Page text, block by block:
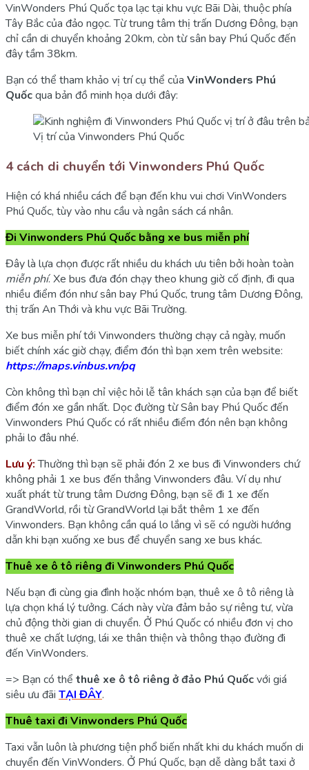
VinWonders Phú Quốc tọa lạc tại khu vực Bãi Dài, thuộc phía
Tây Bắc của đảo ngọc. Từ trung tâm thị trấn Dương Đông, bạn
chỉ cần di chuyển khoảng 20km, còn từ sân bay Phú Quốc đến
đây tầm 38km.
Bạn có thể tham khảo vị trí cụ thể của VinWonders Phú
Quốcqua bản đồ minh họa dưới đây:
Vị trí của Vinwonders Phú Quốc
4 cách di chuyển tới Vinwonders Phú Quốc
Hiện có khá nhiều cách để bạn đến khu vui chơi VinWonders
Phú Quốc, tùy vào nhu cầu và ngân sách cá nhân.
Đi Vinwonders Phú Quốc bằng xe bus miễn phí
Đây là lựa chọn được rất nhiều du khách ưu tiên bởi hoàn toàn
miễn phí. Xe bus đưa đón chạy theo khung giờ cố định, đi qua
nhiều điểm đón như sân bay Phú Quốc, trung tâm Dương Đông,
thị trấn An Thới và khu vực Bãi Trường.
Xe bus miễn phí tới Vinwonders thường chạy cả ngày, muốn
biết chính xác giờ chạy, điểm đón thì bạn xem trên website:
https://maps.vinbus.vn/pq
Còn không thì bạn chỉ việc hỏi lễ tân khách sạn của bạn để biết
điểm đón xe gần nhất. Dọc đường từ Sân bay Phú Quốc đến
Vinwonders Phú Quốc có rất nhiều điểm đón nên bạn không
phải lo đâu nhé.
Lưu ý:Thường thì bạn sẽ phải đón 2 xe bus đi Vinwonders chứ
không phải 1 xe bus đến thẳng Vinwonders đâu. Ví dụ như
xuất phát từ trung tâm Dương Đông, bạn sẽ đi 1 xe đến
GrandWorld, rồi từ GrandWorld lại bắt thêm 1 xe đến
Vinwonders. Bạn không cần quá lo lắng vì sẽ có người hướng
dẫn khi bạn xuống xe bus để chuyển sang xe bus khác.
Thuê xe ô tô riêng đi Vinwonders Phú Quốc
Nếu bạn đi cùng gia đình hoặc nhóm bạn, thuê xe ô tô riêng là
lựa chọn khá lý tưởng. Cách này vừa đảm bảo sự riêng tư, vừa
chủ động thời gian di chuyển. Ở Phú Quốc có nhiều đơn vị cho
thuê xe chất lượng, lái xe thân thiện và thông thạo đường đi
đến VinWonders.
=> Bạn có thể thuê xe ô tô riêng ở đảo Phú Quốcvới giá
siêu ưu đãi TẠI ĐÂY.
Thuê taxi đi Vinwonders Phú Quốc
Taxi vẫn luôn là phương tiện phổ biến nhất khi du khách muốn di
chuyển đến VinWonders. Ở Phú Quốc, bạn dễ dàng bắt taxi ở